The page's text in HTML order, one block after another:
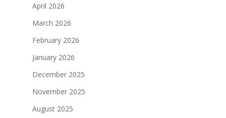
April 2026
March 2026
February 2026
January 2026
December 2025
November 2025
August 2025